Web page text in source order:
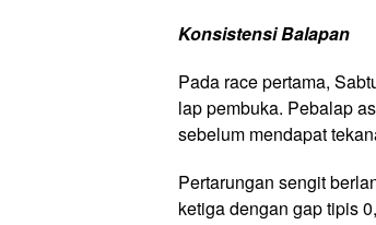
Konsistensi Balapan
Pada race pertama,
lap pembuka. Pebalap
sebelum mendapat
Pertarungan sengit
ketiga dengan gap tipis